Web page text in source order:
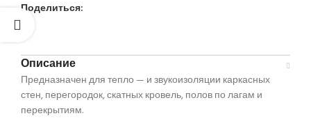
Поделиться:
Описание
Предназначен для тепло — и звукоизоляции каркасных
стен, перегородок, скатных кровель, полов по лагам и
перекрытиям.